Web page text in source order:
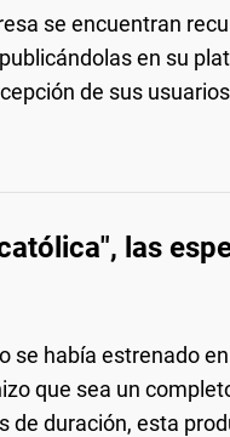
se encuentran
en su
de sus
las
se había estrenado
que sea un
de duración, esta